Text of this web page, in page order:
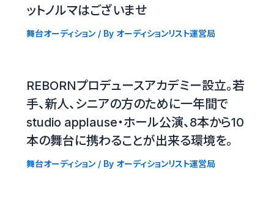
ットノルマはございませ
舞台オーディション/ By オーディションリスト運営局
REBORNプロデュースアカデミー設立。若
手、新人、シニアの方のために一年間で
studio applause・ホール公演、8本から10
本の舞台に携わることが出来る環境を。
舞台オーディション/ By オーディションリスト運営局